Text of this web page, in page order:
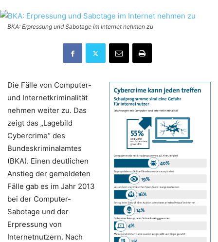
BKA: Erpressung und Sabotage im Internet nehmen zu
Die Fälle von Computer-
und Internetkriminalität
nehmen weiter zu. Das
zeigt das „Lagebild
Cybercrime“ des
Bundeskriminalamtes
(BKA). Einen deutlichen
Anstieg der gemeldeten
Fälle gab es im Jahr 2013
bei der Computer-
Sabotage und der
Erpressung von
Internetnutzern. Nach